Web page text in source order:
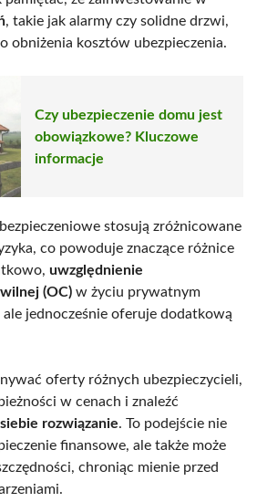
, takie jak alarmy czy solidne drzwi,
obniżenia kosztów ubezpieczenia.
Czy ubezpieczenie domu jest
obowiązkowe? Kluczowe
informacje
stosują zróżnicowane
co powoduje znaczące różnice
uwzględnienie
(OC) w życiu prywatnym
jednocześnie oferuje dodatkową
oferty różnych ubezpieczycieli,
w cenach i znaleźć
rozwiązanie. To podejście nie
finansowe, ale także może
chroniąc mienie przed